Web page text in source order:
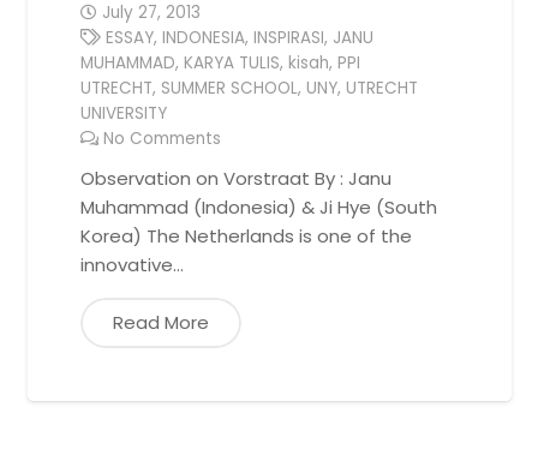
July 27, 2013
ESSAY, INDONESIA, INSPIRASI, JANU
MUHAMMAD, KARYA TULIS, kisah, PPI
UTRECHT, SUMMER SCHOOL, UNY, UTRECHT
UNIVERSITY
No Comments
Observation on Vorstraat By : Janu
Muhammad (Indonesia) & Ji Hye (South
Korea) The Netherlands is one of the
innovative…
Read More